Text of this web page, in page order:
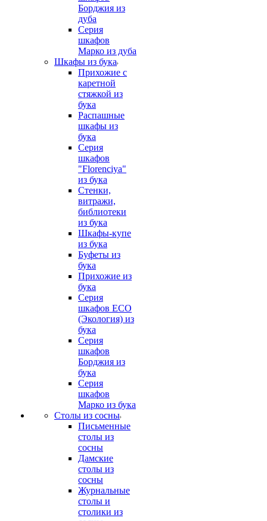
Борджия из
дуба
Серия
шкафов
Марко из дуба
Шкафы из бука
Прихожие с
каретной
стяжкой из
бука
Распашные
шкафы из
бука
Серия
шкафов
"Florenciya"
из бука
Стенки,
витражи,
библиотеки
из бука
Шкафы-купе
из бука
Буфеты из
бука
Прихожие из
бука
Серия
шкафов ECO
(Экология) из
бука
Серия
шкафов
Борджия из
бука
Серия
шкафов
Марко из бука
Столы из сосны
Письменные
столы из
сосны
Дамские
столы из
сосны
Журнальные
столы и
столики из